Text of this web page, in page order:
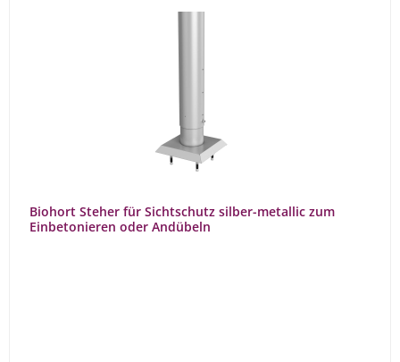
Biohort Steher für Sichtschutz silber-metallic zum
Einbetonieren oder Andübeln